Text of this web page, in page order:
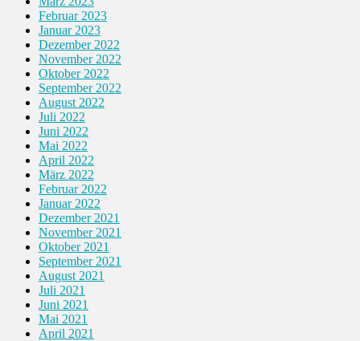
Februar 2023
Januar 2023
Dezember 2022
November 2022
Oktober 2022
September 2022
August 2022
Juli 2022
Juni 2022
Mai 2022
April 2022
März 2022
Februar 2022
Januar 2022
Dezember 2021
November 2021
Oktober 2021
September 2021
August 2021
Juli 2021
Juni 2021
Mai 2021
April 2021